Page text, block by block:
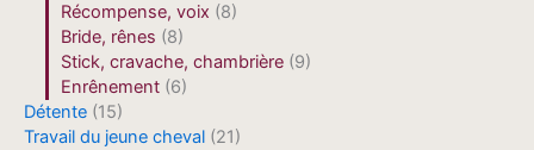
Récompense, voix (8)
Bride, rênes (8)
Stick, cravache, chambrière (9)
Enrênement (6)
Détente (15)
Travail du jeune cheval (21)